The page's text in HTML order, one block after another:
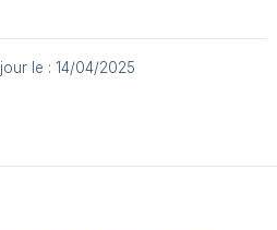
le : 14/04/2025